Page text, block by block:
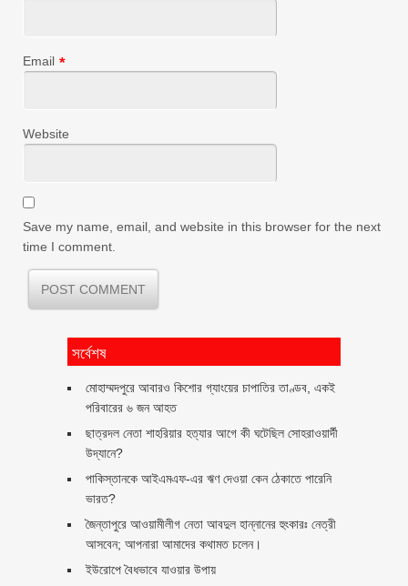
Email *
Website
Save my name, email, and website in this browser for the next
time I comment.
সর্বেশষ
মোহাম্মদপুরে আবারও কিশোর গ্যাংয়ের চাপাতির তাণ্ডব, একই
পরিবারের ৬ জন আহত
ছাত্রদল নেতা শাহরিয়ার হত্যার আগে কী ঘটেছিল সোহরাওয়ার্দী
উদ্যানে?
পাকিস্তানকে আইএমএফ-এর ঋণ দেওয়া কেন ঠেকাতে পারেনি
ভারত?
জৈন্তাপুরে আওয়ামীলীগ নেতা আবদুল হান্নানের হুংকারঃ নেত্রী
আসবেন; আপনারা আমাদের কথামত চলেন।
ইউরোপে বৈধভাবে যাওয়ার উপায়